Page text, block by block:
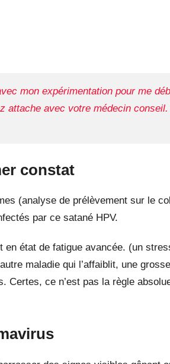
mon expérimentation pour me
attache avec votre médecin
constat
(analyse de prélèvement sur le
par ce satané HPV.
état de fatigue avancée. (un
maladie qui l’affaiblit, une
Certes, ce n’est pas la règle